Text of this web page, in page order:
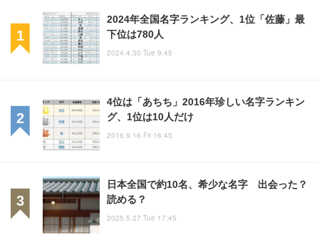
2024年全国名字ランキング、1位「佐藤」最
下位は780人
2024.4.30 Tue 9:45
4位は「あちち」2016年珍しい名字ランキン
グ、1位は10人だけ
2016.9.16 Fri 16:45
日本全国で約10名、希少な名字 出会った？
読める？
2025.5.27 Tue 17:45